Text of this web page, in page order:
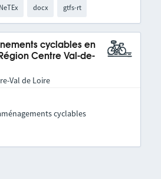
NeTEx docx gtfs-rt
cyclables en
Centre Val-de-
Val de Loire
cyclables